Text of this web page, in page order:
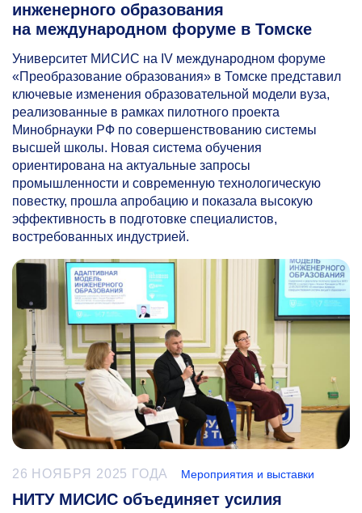
инженерного образования
на международном форуме в Томске
Университет МИСИС на IV международном форуме
«Преобразование образования» в Томске представил
ключевые изменения образовательной модели вуза,
реализованные в рамках пилотного проекта
Минобрнауки РФ по совершенствованию системы
высшей школы. Новая система обучения
ориентирована на актуальные запросы
промышленности и современную технологическую
повестку, прошла апробацию и показала высокую
эффективность в подготовке специалистов,
востребованных индустрией.
26 НОЯБРЯ 2025 ГОДА Мероприятия и выставки
НИТУ МИСИС объединяет усилия